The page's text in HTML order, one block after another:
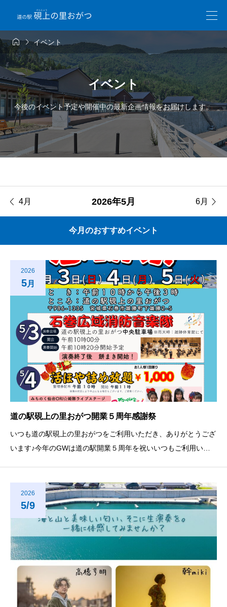
イベント
イベント
今後のイベント予定や開催中の最新企画情報をお届けします。
 4月 2026年5月 6月 
今月のおすすめイベント
2026
5月
道の駅硯上の里おがつ開業５周年感謝祭
いつも道の駅硯上の里おがつをご利用いただき、ありがとうござ
います♪今年のGWは道の駅開業５周年を祝いいつもご利用いた
海産物直売所１
2026
5/9